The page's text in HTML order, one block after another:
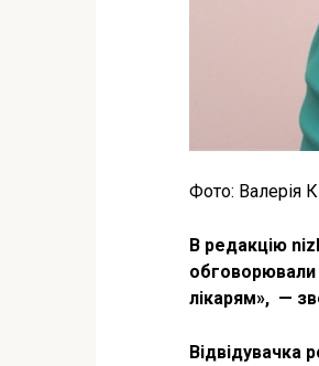
Фото: Валерія
В редакцію
обговорювали
лікарям», ­ —
Відвідувачка